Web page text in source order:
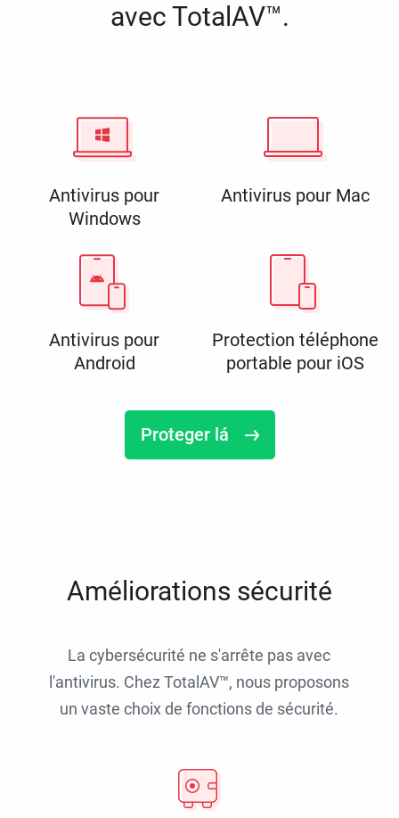
avec TotalAV™.
Antivirus pour
Windows
Antivirus pour Mac
Antivirus pour
Android
Protection téléphone
portable pour iOS
Proteger lá
Améliorations sécurité
La cybersécurité ne s'arrête pas avec
l'antivirus. Chez TotalAV™, nous proposons
un vaste choix de fonctions de sécurité.